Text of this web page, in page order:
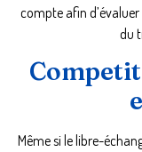
compte afin
du
Même si le libre-